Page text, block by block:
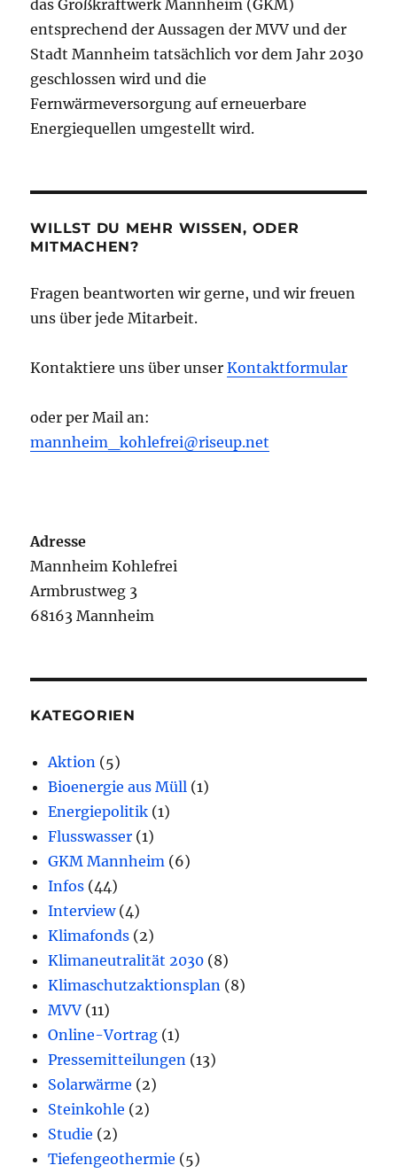
das Großkraftwerk Mannheim (GKM)
entsprechend der Aussagen der MVV und der
Stadt Mannheim tatsächlich vor dem Jahr 2030
geschlossen wird und die
Fernwärmeversorgung auf erneuerbare
Energiequellen umgestellt wird.
WILLST DU MEHR WISSEN, ODER
MITMACHEN?
Fragen beantworten wir gerne, und wir freuen
uns über jede Mitarbeit.
Kontaktiere uns über unserKontaktformular
oder per Mail an:
mannheim_kohlefrei@riseup.net
Adresse
Mannheim Kohlefrei
Armbrustweg 3
68163 Mannheim
KATEGORIEN
Aktion (5)
Bioenergie aus Müll (1)
Energiepolitik (1)
Flusswasser (1)
GKM Mannheim (6)
Infos (44)
Interview(4)
Klimafonds (2)
Klimaneutralität 2030 (8)
Klimaschutzaktionsplan (8)
MVV (11)
Online-Vortrag (1)
Pressemitteilungen (13)
Solarwärme (2)
Steinkohle (2)
Studie (2)
Tiefengeothermie (5)